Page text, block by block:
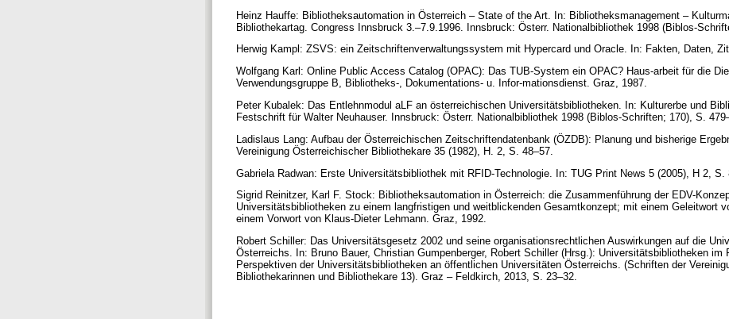
Heinz Hauffe: Bibliotheksautomation in Österreich – State of the Art. In: Bibliotheksmanagement –
Bibliothekartag. Congress Innsbruck 3.–7.9.1996. Innsbruck: Österr. Nationalbibliothek 1998 (Biblos-
Herwig Kampl: ZSVS: ein Zeitschriftenverwaltungssystem mit Hypercard und Oracle. In: Fakten, Daten,
Wolfgang Karl: Online Public Access Catalog (OPAC): Das TUB-System ein OPAC? Haus-arbeit für die
Verwendungsgruppe B, Bibliotheks-, Dokumentations- u. Infor-mationsdienst. Graz, 1987.
Peter Kubalek: Das Entlehnmodul aLF an österreichischen Universitätsbibliotheken. In: Kulturerbe und
Festschrift für Walter Neuhauser. Innsbruck: Österr. Nationalbibliothek 1998 (Biblos-Schriften; 170), S.
Ladislaus Lang: Aufbau der Österreichischen Zeitschriftendatenbank (ÖZDB): Planung und bisherige
Vereinigung Österreichischer Bibliothekare 35 (1982), H. 2, S. 48–57.
Gabriela Radwan: Erste Universitätsbibliothek mit RFID-Technologie. In: TUG Print News 5 (2005), H 2, S.
Sigrid Reinitzer, Karl F. Stock: Bibliotheksautomation in Österreich: die Zusammenführung der EDV-
Universitätsbibliotheken zu einem langfristigen und weitblickenden Gesamtkonzept; mit einem Geleitwort
einem Vorwort von Klaus-Dieter Lehmann. Graz, 1992.
Robert Schiller: Das Universitätsgesetz 2002 und seine organisationsrechtlichen Auswirkungen auf die
Österreichs. In: Bruno Bauer, Christian Gumpenberger, Robert Schiller (Hrsg.): Universitätsbibliotheken im
Perspektiven der Universitätsbibliotheken an öffentlichen Universitäten Österreichs. (Schriften der
Bibliothekarinnen und Bibliothekare 13). Graz – Feldkirch, 2013, S. 23–32.